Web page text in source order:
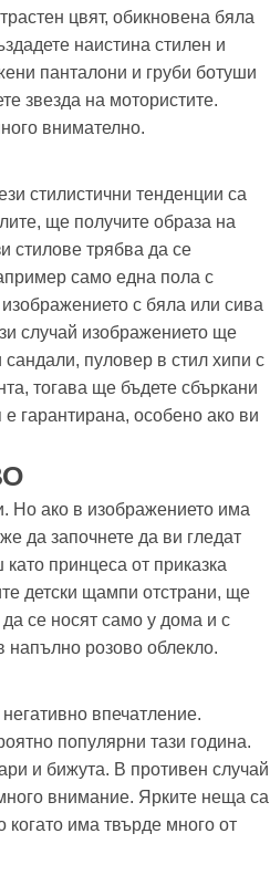
цвят, обикновена бяла
наистина стилен и
панталони и груби ботуши
звезда на мотористите.
внимателно.
стилистични тенденции са
ще получите образа на
стилове трябва да се
само една пола с
с бяла или сива
случай изображението ще
пуловер в стил хипи с
тогава ще бъдете сбъркани
гарантирана, особено ако ви
Но ако в изображението има
да започнете да ви гледат
принцеса от приказка
детски щампи отстрани, ще
се носят само у дома и с
напълно розово облекло.
впечатление.
популярни тази година.
и бижута. В противен случай
внимание. Ярките неща са
когато има твърде много от